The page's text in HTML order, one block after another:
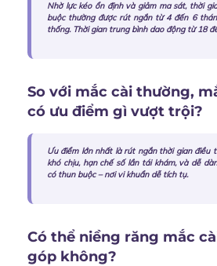
Nhờ lực kéo ổn định và giảm ma sát, thời
buộc thường được rút ngắn từ 4 đến 6
thống. Thời gian trung bình dao động từ 18
So với mắc cài thường,
có ưu điểm gì vượt trội?
Ưu điểm lớn nhất là rút ngắn thời gian điều
khó chịu, hạn chế số lần tái khám, và dễ
có thun buộc – nơi vi khuẩn dễ tích tụ.
Có thể niềng răng mắc
góp không?